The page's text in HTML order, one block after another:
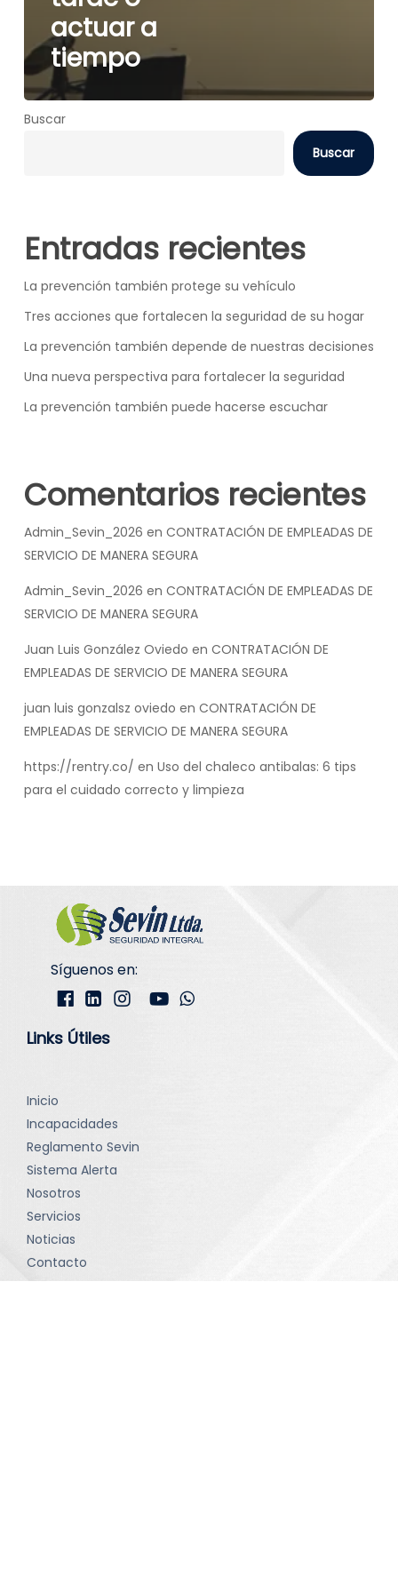
actuar a
tiempo
Buscar
Buscar
Entradas recientes
La prevención también protege su vehículo
Tres acciones que fortalecen la seguridad de su hogar
La prevención también depende de nuestras decisiones
Una nueva perspectiva para fortalecer la seguridad
La prevención también puede hacerse escuchar
Comentarios recientes
Admin_Sevin_2026 en CONTRATACIÓN DE EMPLEADAS DE
SERVICIO DE MANERA SEGURA
Admin_Sevin_2026 en CONTRATACIÓN DE EMPLEADAS DE
SERVICIO DE MANERA SEGURA
Juan Luis González Oviedo en CONTRATACIÓN DE
EMPLEADAS DE SERVICIO DE MANERA SEGURA
juan luis gonzalsz oviedo en CONTRATACIÓN DE
EMPLEADAS DE SERVICIO DE MANERA SEGURA
https://rentry.co/ en Uso del chaleco antibalas: 6 tips
para el cuidado correcto y limpieza
Síguenos en:
Links Útiles
Inicio
Incapacidades
Reglamento Sevin
Sistema Alerta
Nosotros
Servicios
Noticias
Contacto